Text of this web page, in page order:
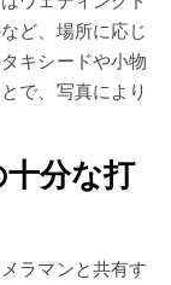
ど、場所に応じ
キシードや小物
で、写真により
分な打
ラマンと共有す